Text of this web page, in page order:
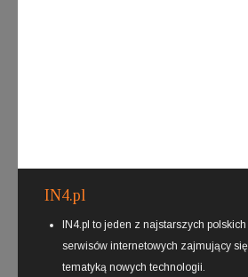
IN4.pl
IN4.pl to jeden z najstarszych polskich
serwisów internetowych zajmujący się
tematyką nowych technologii.